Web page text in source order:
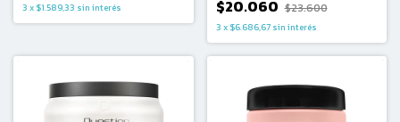
3 x $1.589,33 sin interés $20.060 $23.600
3 x $6.686,67 sin interés